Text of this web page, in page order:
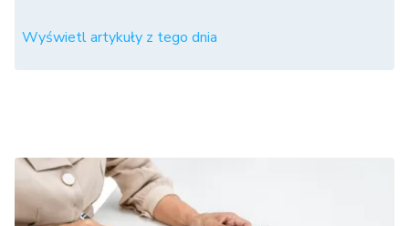
Wyświetl artykuły z tego dnia